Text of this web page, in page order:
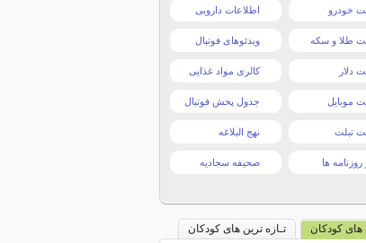
خودرو اطلاعات دارویی
طلا و سکه ویدئوهای فوتبال
دلار کالری مواد غذایی
موبایل جدول پخش فوتبال
تبلت نهج البلاغه
روزنامه ها صحیفه سجادیه
های کودکان
تـازه ترین های کودکان